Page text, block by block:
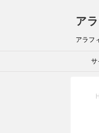
ア
アラフ
サ